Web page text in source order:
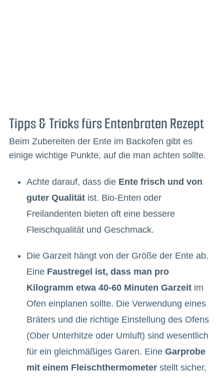
Tipps & Tricks fürs Entenbraten Rezept
Beim Zubereiten der Ente im Backofen gibt es
einige wichtige Punkte, auf die man achten sollte.
Achte darauf, dass die Ente frisch und von
guter Qualitätist. Bio-Enten oder
Freilandenten bieten oft eine bessere
Fleischqualität und Geschmack.
Die Garzeit hängt von der Größe der Ente ab.
Eine Faustregel ist, dass man pro
Kilogramm etwa 40-60 Minuten Garzeitim
Ofen einplanen sollte. Die Verwendung eines
Bräters und die richtige Einstellung des Ofens
(Ober Unterhitze oder Umluft) sind wesentlich
für ein gleichmäßiges Garen. Eine Garprobe
mit einem Fleischthermometerstellt sicher,